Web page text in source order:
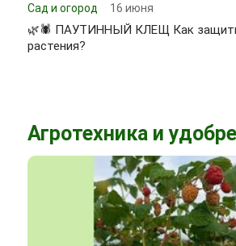
Сад и огород 16 июня
🌿🕷 ПАУТИННЫЙ КЛЕЩ Как
растения?
Агротехника и